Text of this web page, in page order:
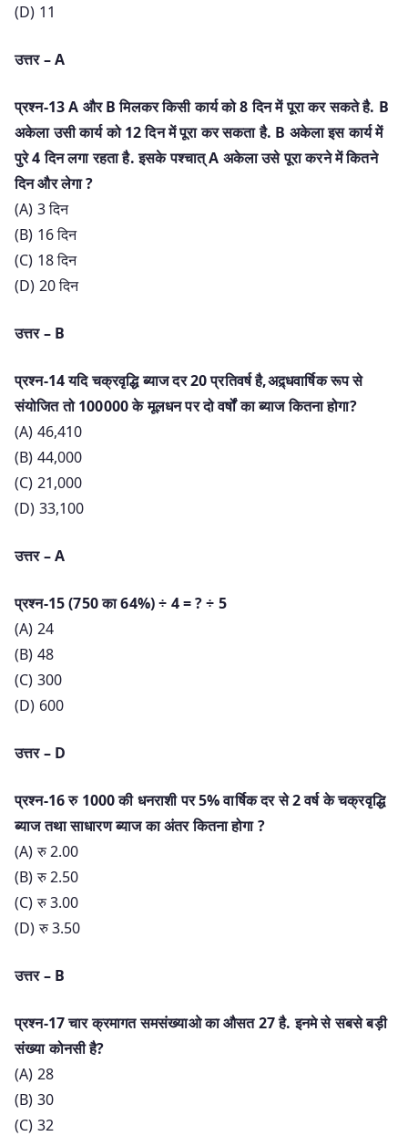
(D) 11
उत्तर – A
प्रश्न-13 A और B मिलकर किसी कार्य को 8 दिन में पूरा कर सकते है. B
अकेला उसी कार्य को 12 दिन में पूरा कर सकता है. B अकेला इस कार्य में
पुरे 4 दिन लगा रहता है. इसके पश्चात् A अकेला उसे पूरा करने में कितने
दिन और लेगा ?
(A) 3 दिन
(B) 16 दिन
(C) 18 दिन
(D) 20 दिन
उत्तर – B
प्रश्न-14 यदि चक्रवृद्धि ब्याज दर 20 प्रतिवर्ष है,अद्र्धवार्षिक रूप से
संयोजित तो 100000 के मूलधन पर दो वर्षों का ब्याज कितना होगा?
(A) 46,410
(B) 44,000
(C) 21,000
(D) 33,100
उत्तर – A
प्रश्न-15 (750 का 64%) ÷ 4 = ? ÷ 5
(A) 24
(B) 48
(C) 300
(D) 600
उत्तर – D
प्रश्न-16 रु 1000 की धनराशी पर 5% वार्षिक दर से 2 वर्ष के चक्रवृद्धि
ब्याज तथा साधारण ब्याज का अंतर कितना होगा ?
(A) रु 2.00
(B) रु 2.50
(C) रु 3.00
(D) रु 3.50
उत्तर – B
प्रश्न-17 चार क्रमागत समसंख्याओ का औसत 27 है. इनमे से सबसे बड़ी
संख्या कोनसी है?
(A) 28
(B) 30
(C) 32